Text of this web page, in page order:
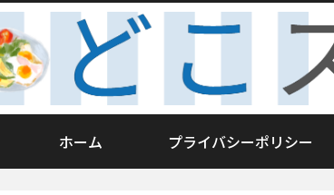
ホーム プライバシーポリシー